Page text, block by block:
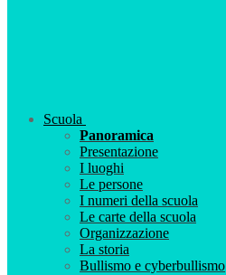
Scuola
Panoramica
Presentazione
I luoghi
Le persone
I numeri della scuola
Le carte della scuola
Organizzazione
La storia
Bullismo e cyberbullismo